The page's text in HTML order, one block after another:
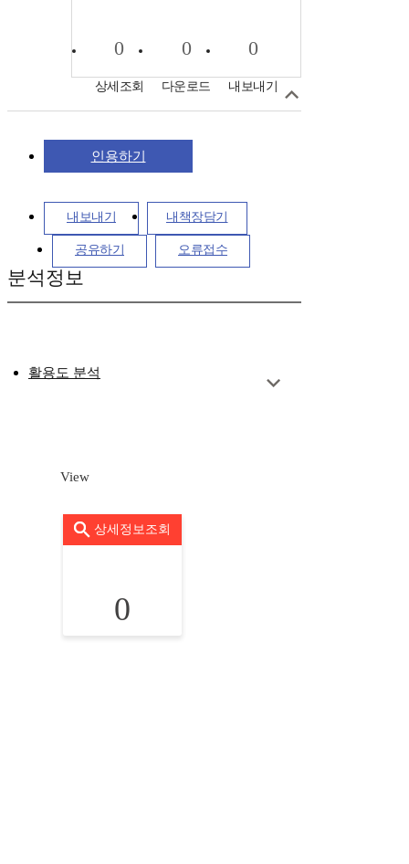
0
상세조회
0
다운로드
0
내보내기
인용하기
내보내기 내책장담기
공유하기 오류접수
분석정보
활용도 분석
View
상세정보조회
0